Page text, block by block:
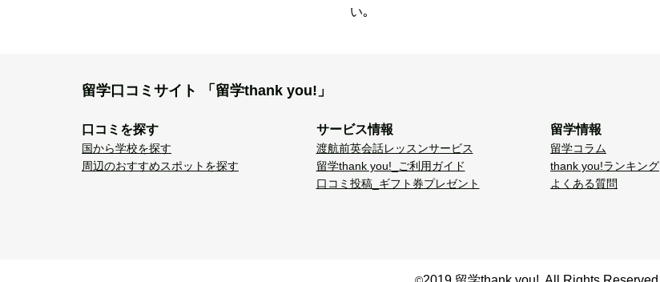
い｡
留学口コミサイト 「留学thank you!」
口コミを探す
国から学校を探す
周辺のおすすめスポットを探す
サービス情報
渡航前英会話レッスンサービス
留学thank you!_ご利用ガイド
口コミ投稿_ギフト券プレゼント
留学情報
留学コラム
thank you!ランキング
よくある質問